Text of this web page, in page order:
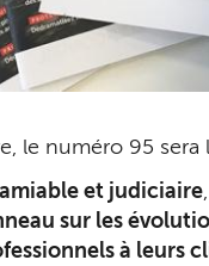
le numéro 95 sera
et judiciaire,
sur les
à leurs